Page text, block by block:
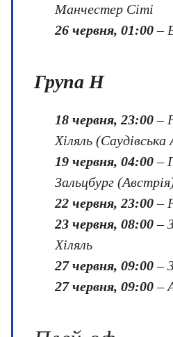
Манчестер Сіті
26 червня, 01:00–
Група H
18 червня, 23:00–
Хіляль (Саудівська
19 червня, 04:00–
Зальцбург
22 червня, 23:00–
23 червня, 08:00–
Хіляль
27 червня, 09:00–
27 червня, 09:00–